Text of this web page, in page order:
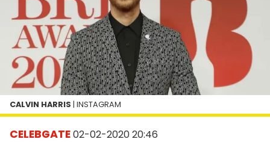
CELEBGATE02-02-2020 20:46
CALVIN HARRIS | INSTAGRAM